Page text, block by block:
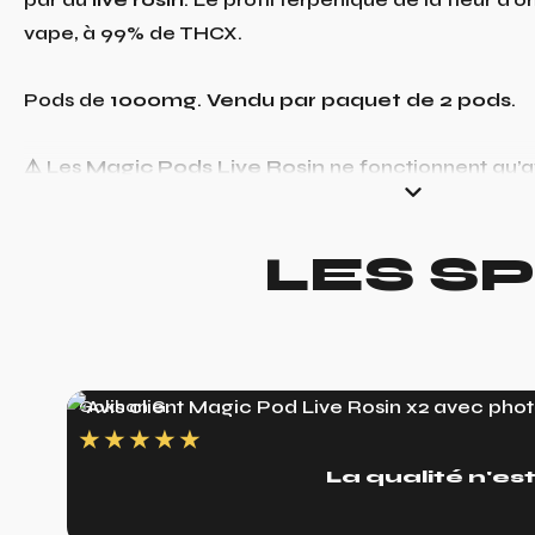
vape, à 99% de THCX.
Pods de 1000mg. Vendu par paquet de 2 pods.
⚠️ Les Magic Pods Live Rosin ne fonctionnent
LES
Gokhan G.
★ ★ ★ ★ ★
La qualité